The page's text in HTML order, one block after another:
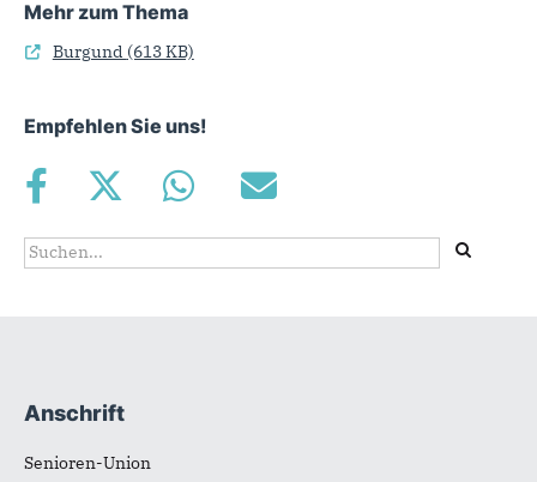
Mehr zum Thema
Burgund (613 KB)
Empfehlen Sie uns!
Suchformular
Suche
Fußbereich
Anschrift
Senioren-Union